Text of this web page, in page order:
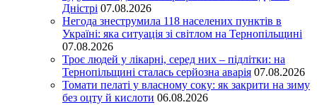
Дністрі 07.08.2026
Негода знеструмила 118 населених пунктів в
Україні: яка ситуація зі світлом на Тернопільщині
07.08.2026
Троє людей у лікарні, серед них – підлітки: на
Тернопільщині сталась серйозна аварія 07.08.2026
Томати пелаті у власному соку: як закрити на зиму
без оцту й кислоти 06.08.2026